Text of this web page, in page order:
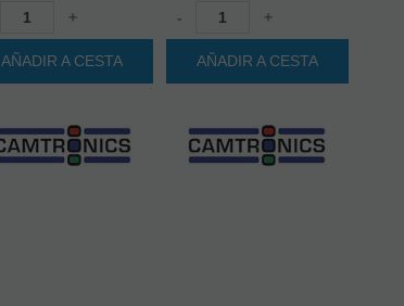
+
AÑADIR A CESTA
- +
AÑADIR A CESTA